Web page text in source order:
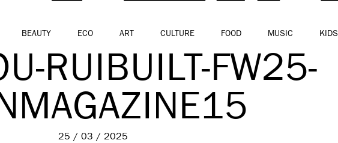
BEAUTY ECO ART CULTURE FOOD MUSIC KIDS
RUIBUILT-FW25-
25 / 03 / 2025